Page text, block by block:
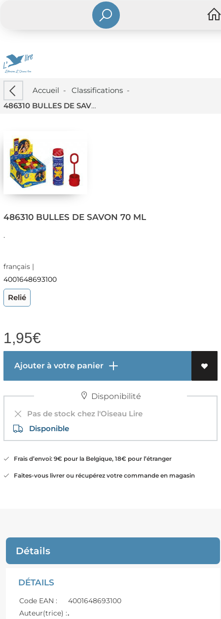
Accueil - Classifications-
486310 BULLES DE SAVON 70 ML
486310 BULLES DE SAVON 70 ML
.
français |
4001648693100
Relié
1,95€
Ajouter à votre panier
Disponibilité
Pas de stock chez l'Oiseau Lire
Disponible
Frais d’envoi: 9€ pour la Belgique, 18€ pour l’étranger
Faites-vous livrer ou récupérez votre commande en magasin
Détails
DÉTAILS
Code EAN :
4001648693100
Auteur(trice) :.